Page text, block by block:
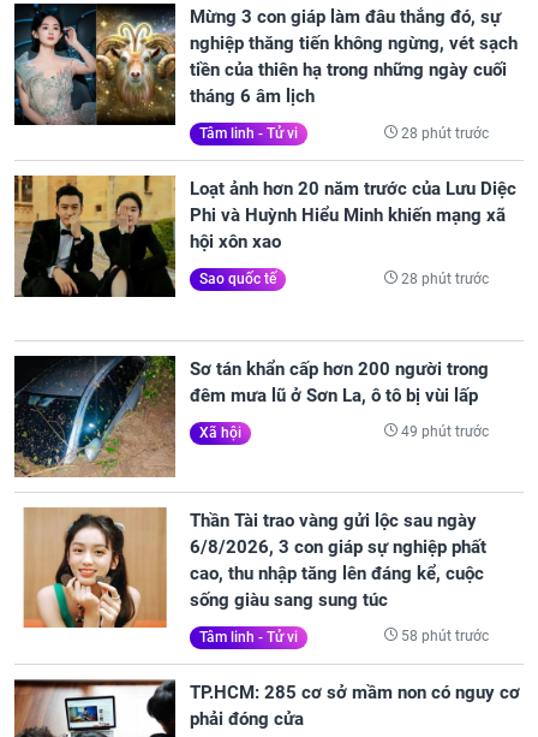
Mừng 3 con giáp làm đâu thắng đó, sự
nghiệp thăng tiến không ngừng, vét sạch
tiền của thiên hạ trong những ngày cuối
tháng 6 âm lịch
Tâm linh - Tử vi 28 phút trước
Loạt ảnh hơn 20 năm trước của Lưu Diệc
Phi và Huỳnh Hiểu Minh khiến mạng xã
hội xôn xao
Sao quốc tế 28 phút trước
Sơ tán khẩn cấp hơn 200 người trong
đêm mưa lũ ở Sơn La, ô tô bị vùi lấp
Xã hội 49 phút trước
Thần Tài trao vàng gửi lộc sau ngày
6/8/2026, 3 con giáp sự nghiệp phất
cao, thu nhập tăng lên đáng kể, cuộc
sống giàu sang sung túc
Tâm linh - Tử vi 58 phút trước
TP.HCM: 285 cơ sở mầm non có nguy cơ
phải đóng cửa